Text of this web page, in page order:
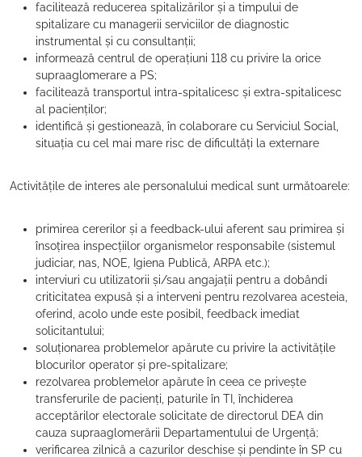
facilitează reducerea spitalizărilor și a timpului de
spitalizare cu managerii serviciilor de diagnostic
instrumental și cu consultanții;
informează centrul de operațiuni 118 cu privire la orice
supraaglomerare a PS;
facilitează transportul intra-spitalicesc și extra-spitalicesc
al pacienților;
identifică și gestionează, în colaborare cu Serviciul Social,
situația cu cel mai mare risc de dificultăți la externare
Activitățile de interes ale personalului medical sunt următoarele:
primirea cererilor și a feedback-ului aferent sau primirea și
însoțirea inspecțiilor organismelor responsabile (sistemul
judiciar, nas, NOE, Igiena Publică, ARPA etc.);
interviuri cu utilizatorii și/sau angajații pentru a dobândi
criticitatea expusă și a interveni pentru rezolvarea acesteia,
oferind, acolo unde este posibil, feedback imediat
solicitantului;
soluționarea problemelor apărute cu privire la activitățile
blocurilor operator și pre-spitalizare;
rezolvarea problemelor apărute în ceea ce privește
transferurile de pacienți, paturile în TI, închiderea
acceptărilor electorale solicitate de directorul DEA din
cauza supraaglomerării Departamentului de Urgență;
verificarea zilnică a cazurilor deschise și pendinte în SP cu